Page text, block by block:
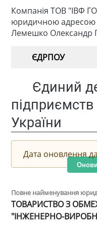
Компанія ТОВ "ІВФ
юридичною адресою
Лемешко Олександр
ЄДРПОУ
Єдиний
підприємств
України
Дата оновлення
Повне найменування
ТОВАРИСТВО З
"ІНЖЕНЕРНО-